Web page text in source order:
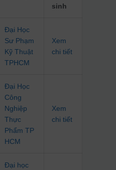
sinh
Đại Học
Sư Phạm
Kỹ Thuật
TPHCM
Xem
chi tiết
Đại Học
Công
Nghiệp
Thực
Phẩm TP
HCM
Xem
chi tiết
Đại học